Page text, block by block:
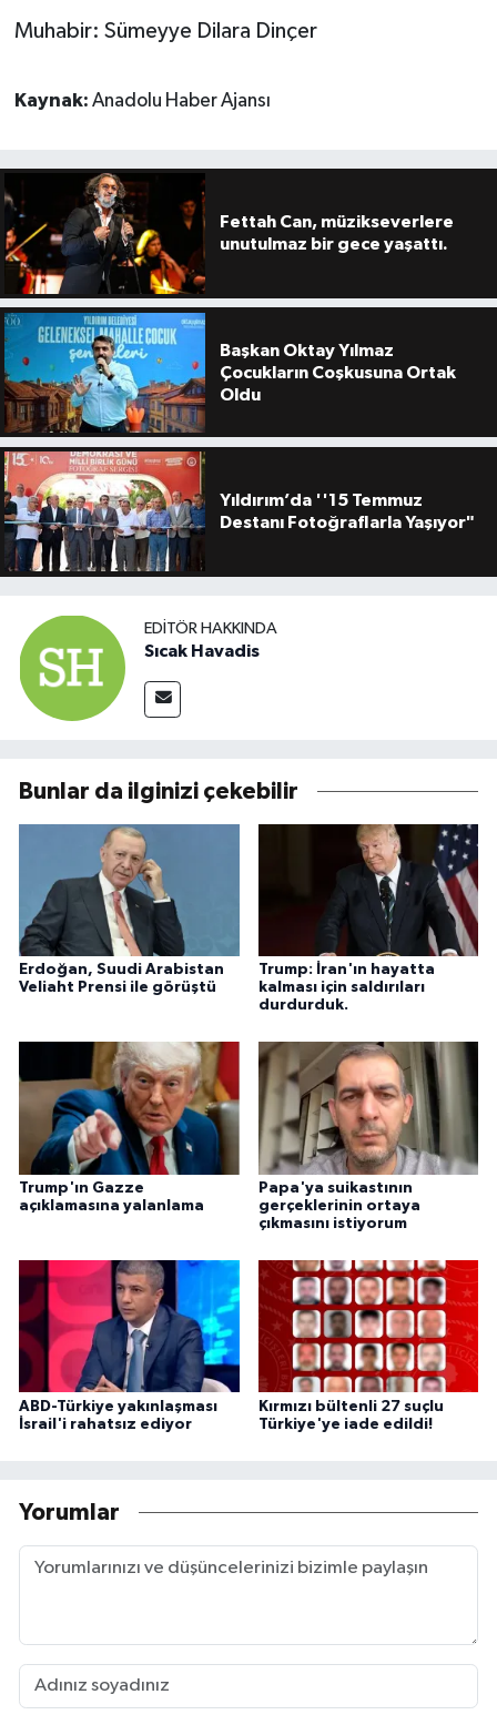
Muhabir: Sümeyye Dilara Dinçer
Kaynak: Anadolu Haber Ajansı
Fettah Can, müzikseverlere
unutulmaz bir gece yaşattı.
Başkan Oktay Yılmaz
Çocukların Coşkusuna Ortak
Oldu
Yıldırım’da ''15 Temmuz
Destanı Fotoğraflarla Yaşıyor"
EDITÖR HAKKINDA
Sıcak Havadis
Bunlar da ilginizi çekebilir
Erdoğan, Suudi Arabistan
Veliaht Prensi ile görüştü
Trump: İran'ın hayatta
kalması için saldırıları
durdurduk.
Trump'ın Gazze
açıklamasına yalanlama
Papa'ya suikastının
gerçeklerinin ortaya
çıkmasını istiyorum
ABD-Türkiye yakınlaşması
İsrail'i rahatsız ediyor
Kırmızı bültenli 27 suçlu
Türkiye'ye iade edildi!
Yorumlar